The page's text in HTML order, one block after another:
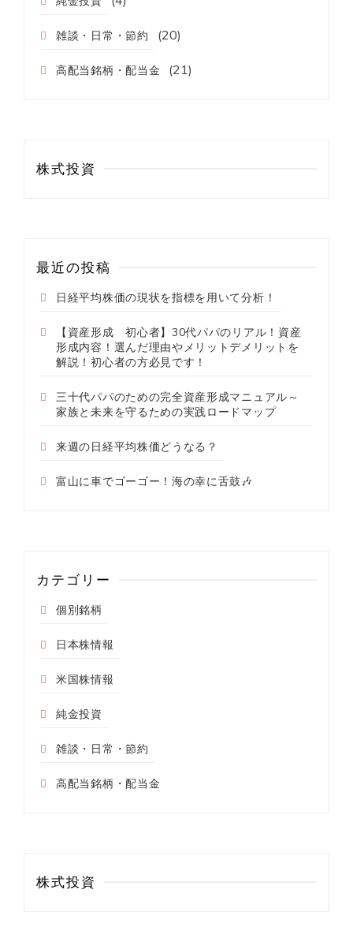
雑談・日常・節約 (20)
高配当銘柄・配当金 (21)
株式投資
最近の投稿
日経平均株価の現状を指標を用いて分析！
【資産形成 初心者】30代パパのリアル！資産
形成内容！選んだ理由やメリットデメリットを
解説！初心者の方必見です！
三十代パパのための完全資産形成マニュアル～
家族と未来を守るための実践ロードマップ
来週の日経平均株価どうなる？
富山に車でゴーゴー！海の幸に舌鼓🎶
カテゴリー
個別銘柄
日本株情報
米国株情報
純金投資
雑談・日常・節約
高配当銘柄・配当金
株式投資